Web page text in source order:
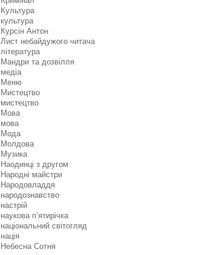
Культура
культура
Курсін Антон
Лист небайдужого читача
література
Мандри та дозвілля
медіа
Меню
Мистецтво
мистецтво
Мова
мова
Мода
Молдова
Музика
Наодинці з другом
Народні майстри
Народовладдя
народознавство
настрій
наукова п’ятирічка
національний світогляд
нація
Небесна Сотня